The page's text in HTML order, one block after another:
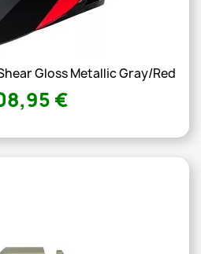
Gloss Metallic Gray/Red
€